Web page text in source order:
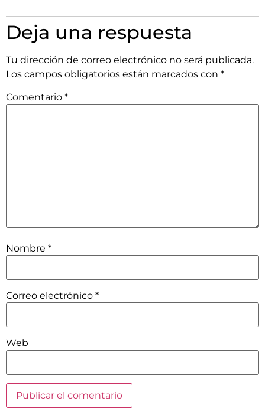
Deja una respuesta
Tu dirección de correo electrónico no será publicada.
Los campos obligatorios están marcados con *
Comentario *
Nombre *
Correo electrónico *
Web